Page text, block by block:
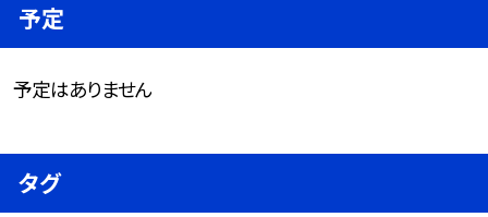
予定
予定はありません
タグ